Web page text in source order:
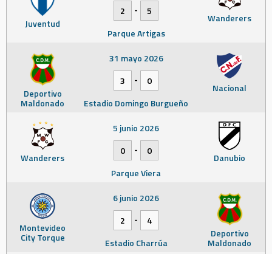
Juventud Wanderers
2
-
5
Parque Artigas
Deportivo
Maldonado
Nacional
31 mayo 2026
3
-
0
Estadio Domingo Burgueño
Wanderers Danubio
5 junio 2026
0
-
0
Parque Viera
Montevideo
City Torque Deportivo
Maldonado
6 junio 2026
2
-
4
Estadio Charrúa